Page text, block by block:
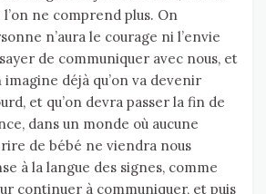
ne comprend plus. On
n’aura le courage ni l’envie
de communiquer avec nous, et
déjà qu’on va devenir
et qu’on devra passer la fin de
dans un monde où aucune
de bébé ne viendra nous
à la langue des signes, comme
continuer à communiquer, et puis